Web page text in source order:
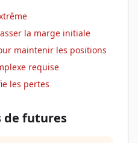
la marge initiale
maintenir les positions
requise
les pertes
de futures